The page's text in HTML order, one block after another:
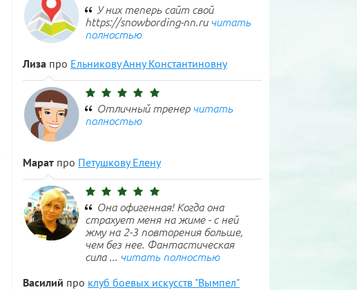
У них теперь сайт свой
https://snowbording-nn.ru читать
полностью
Лиза про Ельникову Анну Константиновну
Отличный тренер читать
полностью
Марат про Петушкову Елену
Она офигенная! Когда она
страхует меня на жиме - с ней
жму на 2-3 повторения больше,
чем без нее. Фантастическая
сила ... читать полностью
Василий про клуб боевых искусств "Вымпел"